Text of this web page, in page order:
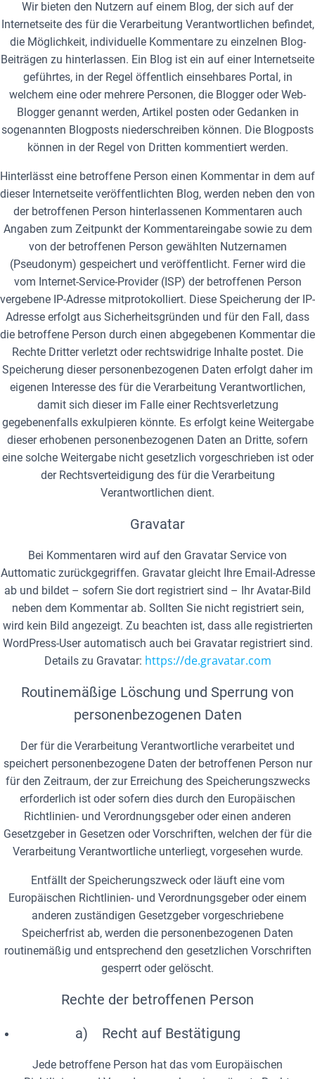
Wir bieten den Nutzern auf einem Blog, der sich auf der
Internetseite des für die Verarbeitung Verantwortlichen befindet,
die Möglichkeit, individuelle Kommentare zu einzelnen Blog-
Beiträgen zu hinterlassen. Ein Blog ist ein auf einer Internetseite
geführtes, in der Regel öffentlich einsehbares Portal, in
welchem eine oder mehrere Personen, die Blogger oder Web-
Blogger genannt werden, Artikel posten oder Gedanken in
sogenannten Blogposts niederschreiben können. Die Blogposts
können in der Regel von Dritten kommentiert werden.
Hinterlässt eine betroffene Person einen Kommentar in dem auf
dieser Internetseite veröffentlichten Blog, werden neben den von
der betroffenen Person hinterlassenen Kommentaren auch
Angaben zum Zeitpunkt der Kommentareingabe sowie zu dem
von der betroffenen Person gewählten Nutzernamen
(Pseudonym) gespeichert und veröffentlicht. Ferner wird die
vom Internet-Service-Provider (ISP) der betroffenen Person
vergebene IP-Adresse mitprotokolliert. Diese Speicherung der IP-
Adresse erfolgt aus Sicherheitsgründen und für den Fall, dass
die betroffene Person durch einen abgegebenen Kommentar die
Rechte Dritter verletzt oder rechtswidrige Inhalte postet. Die
Speicherung dieser personenbezogenen Daten erfolgt daher im
eigenen Interesse des für die Verarbeitung Verantwortlichen,
damit sich dieser im Falle einer Rechtsverletzung
gegebenenfalls exkulpieren könnte. Es erfolgt keine Weitergabe
dieser erhobenen personenbezogenen Daten an Dritte, sofern
eine solche Weitergabe nicht gesetzlich vorgeschrieben ist oder
der Rechtsverteidigung des für die Verarbeitung
Verantwortlichen dient.
Gravatar
Bei Kommentaren wird auf den Gravatar Service von
Auttomatic zurückgegriffen. Gravatar gleicht Ihre Email-Adresse
ab und bildet – sofern Sie dort registriert sind – Ihr Avatar-Bild
neben dem Kommentar ab. Sollten Sie nicht registriert sein,
wird kein Bild angezeigt. Zu beachten ist, dass alle registrierten
WordPress-User automatisch auch bei Gravatar registriert sind.
Details zu Gravatar: https://de.gravatar.com
Routinemäßige Löschung und Sperrung von
personenbezogenen Daten
Der für die Verarbeitung Verantwortliche verarbeitet und
speichert personenbezogene Daten der betroffenen Person nur
für den Zeitraum, der zur Erreichung des Speicherungszwecks
erforderlich ist oder sofern dies durch den Europäischen
Richtlinien- und Verordnungsgeber oder einen anderen
Gesetzgeber in Gesetzen oder Vorschriften, welchen der für die
Verarbeitung Verantwortliche unterliegt, vorgesehen wurde.
Entfällt der Speicherungszweck oder läuft eine vom
Europäischen Richtlinien- und Verordnungsgeber oder einem
anderen zuständigen Gesetzgeber vorgeschriebene
Speicherfrist ab, werden die personenbezogenen Daten
routinemäßig und entsprechend den gesetzlichen Vorschriften
gesperrt oder gelöscht.
Rechte der betroffenen Person
a) Recht auf Bestätigung
Jede betroffene Person hat das vom Europäischen